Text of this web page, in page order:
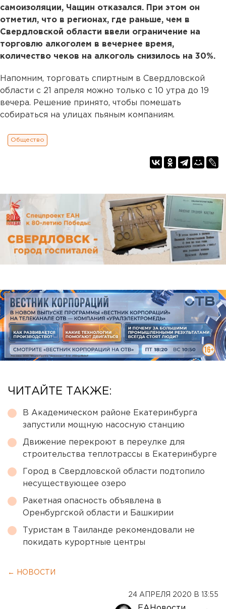
самоизоляции, Чащин отказался. При этом он
отметил, что в регионах, где раньше, чем в
Свердловской области ввели ограничение на
торговлю алкоголем в вечернее время,
количество чеков на алкоголь снизилось на 30%.
Напомним, торговать спиртным в Свердловской
области с 21 апреля можно только с 10 утра до 19
вечера. Решение принято, чтобы помешать
собираться на улицах пьяным компаниям.
Общество
ЧИТАЙТЕ ТАКЖЕ:
В Академическом районе Екатеринбурга
запустили мощную насосную станцию
Движение перекроют в переулке для
строительства теплотрассы в Екатеринбурге
Город в Свердловской области подтопило
несуществующее озеро
Ракетная опасность объявлена в
Оренбургской области и Башкирии
Туристам в Таиланде рекомендовали не
покидать курортные центры
← НОВОСТИ
24 АПРЕЛЯ 2020 В 13:55